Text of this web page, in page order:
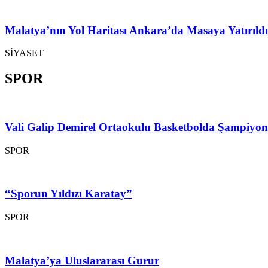
Malatya’nın Yol Haritası Ankara’da Masaya Yatırıldı
SİYASET
SPOR
Vali Galip Demirel Ortaokulu Basketbolda
SPOR
“Sporun Yıldızı Karatay”
SPOR
Malatya’ya Uluslararası Gurur